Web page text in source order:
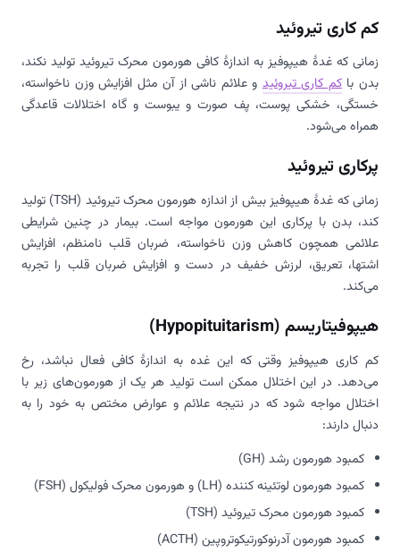
کم کاری تیروئید
زمانی که غدۀ هیپوفیز به اندازۀ کافی هورمون محرک تیروئید تولید نکند،
بدن باکم کاری تیروئید و علائم ناشی از آن مثل افزایش وزن ناخواسته،
خستگی، خشکی پوست، پف صورت و یبوست و گاه اختلالات قاعدگی
همراه می‌شود.
پرکاری تیروئید
زمانی که غدۀ هیپوفیز بیش از اندازه هورمون محرک تیروئید (TSH) تولید
کند، بدن با پرکاری این هورمون مواجه است. بیمار در چنین شرایطی
علائمی همچون کاهش وزن ناخواسته، ضربان قلب نامنظم، افزایش
اشتها، تعریق، لرزش خفیف در دست و افزایش ضربان قلب را تجربه
می‌کند.
هیپوفیتاریسم (Hypopituitarism)
کم کاری هیپوفیز وقتی که این غده به اندازۀ کافی فعال نباشد، رخ
می‌دهد. در این اختلال ممکن است تولید هر یک از هورمون‌های زیر با
اختلال مواجه شود که در نتیجه علائم و عوارض مختص به خود را به
دنبال دارند:
کمبود هورمون رشد (GH)
کمبود هورمون لوتئینه کننده (LH) و هورمون محرک فولیکول (FSH)
کمبود هورمون محرک تیروئید (TSH)
کمبود هورمون آدرنوکورتیکوتروپین (ACTH)